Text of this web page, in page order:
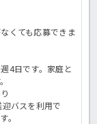
くても応募できま
4日です。家庭と
バスを利用で
。